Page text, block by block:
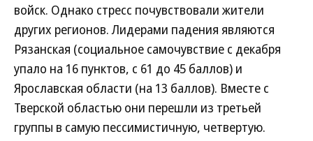
войск. Однако стресс почувствовали жители
других регионов. Лидерами падения являются
Рязанская (социальное самочувствие с декабря
упало на 16 пунктов, с 61 до 45 баллов) и
Ярославская области (на 13 баллов). Вместе с
Тверской областью они перешли из третьей
группы в самую пессимистичную, четвертую.